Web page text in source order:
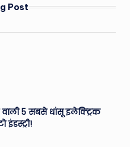
Post
5 सबसे धांसू इलेक्ट्रिक
इंडस्ट्री!